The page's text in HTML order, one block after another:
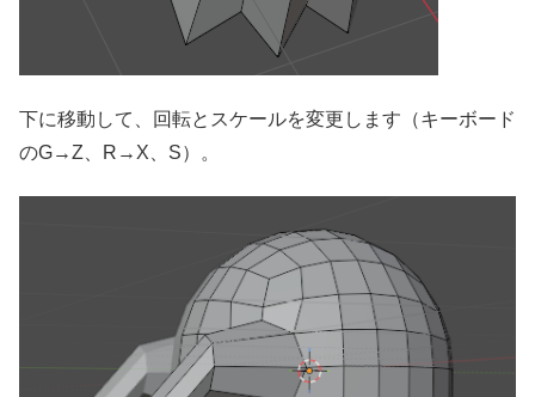
下に移動して、回転とスケールを変更します（キーボード
のG→Z、R→X、S）。